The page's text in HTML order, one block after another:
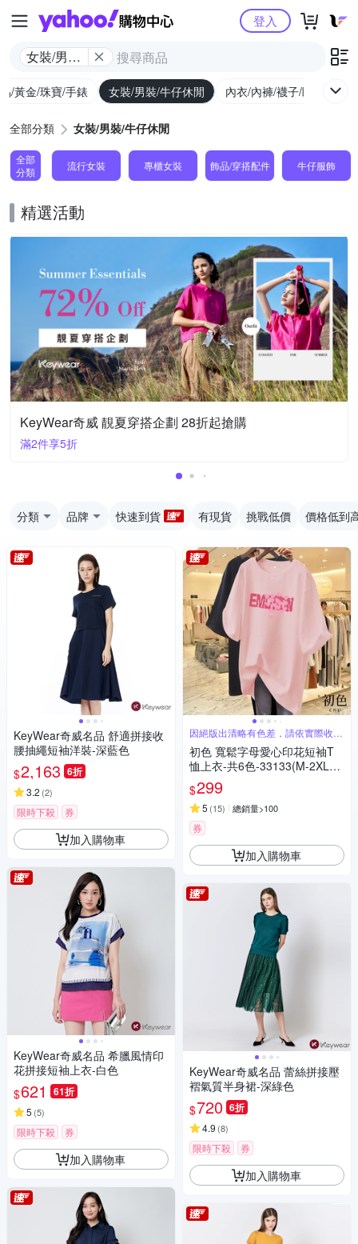
Yahoo購物中心
女裝/男裝/
登入
/黃金/珠寶/手錶 女裝/男裝/牛仔休閒 內衣/內褲/襪子/睡衣
全部分類 女裝/男裝/牛仔休閒
全部
分類
流行女裝 專櫃女裝 飾品​/​穿搭​配件 牛仔服飾
精選活動
KeyWear奇威 靚夏穿搭企劃 28折起搶購
滿2件享5折
分類 品牌 快速到貨 有現貨 挑戰低價 價格低到
KeyWear奇威名品 舒適拼接收
腰抽繩短袖洋裝-深藍色
$2,163 6折
3.2 (2)
限時下殺 券
加入購物車
KeyWear奇威名品 希臘風情印
花拼接短袖上衣-白色
$621 61折
5 (5)
限時下殺 券
加入購物車
因絕版出清略有色差，請依實際收到
商品為主
初色 寬鬆字母愛心印花短袖T
恤上衣-共6色-33133(M-2XL可
選)
$299
5 (15) 總銷量>100
券
加入購物車
KeyWear奇威名品 蕾絲拼接壓
褶氣質半身裙-深綠色
$720 6折
4.9 (8)
限時下殺 券
加入購物車